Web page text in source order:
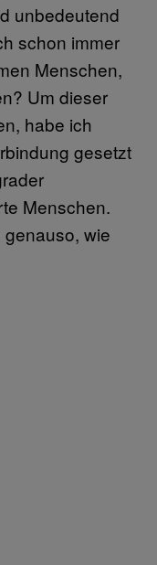
unbedeutend
schon immer
Menschen,
Um dieser
habe ich
gesetzt
Menschen.
genauso, wie